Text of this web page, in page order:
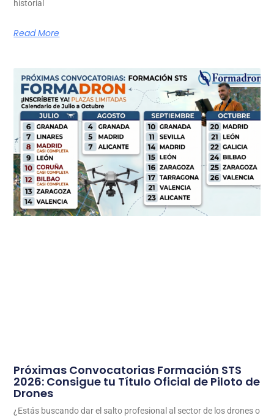
historial
Read More
Próximas Convocatorias Formación STS
2026: Consigue tu Título Oficial de Piloto de
Drones
¿Estás buscando dar el salto profesional al sector de los drones o